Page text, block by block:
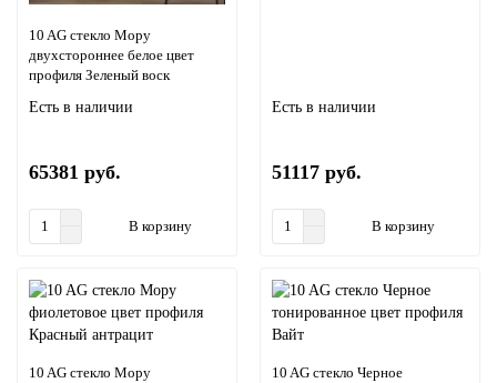
10 AG стекло Мору
двухстороннее белое цвет
профиля Зеленый воск
Есть в наличии
65381 руб.
В корзину
Есть в наличии
51117 руб.
В корзину
10 AG стекло Мору
10 AG стекло Черное